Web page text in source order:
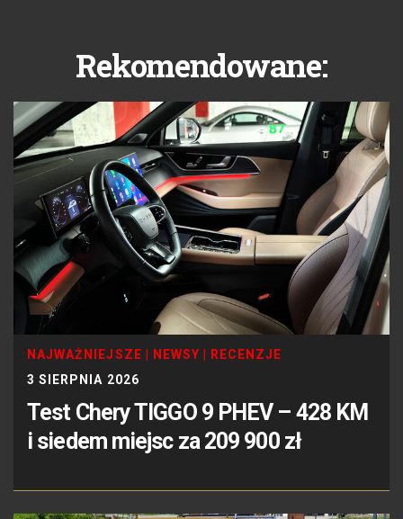
Rekomendowane:
NAJWAŻNIEJSZE NEWSY
RECENZJE
3 SIERPNIA 2026
Test Chery TIGGO 9 PHEV – 428 KM
i siedem miejsc za 209 900 zł